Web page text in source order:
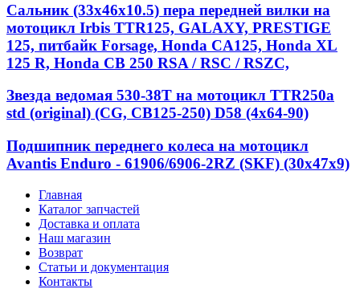
Сальник (33х46х10.5) пера передней вилки на
мотоцикл Irbis TTR125, GALAXY, PRESTIGE
125, питбайк Forsage, Honda CA125, Honda XL
125 R, Honda CB 250 RSA / RSC / RSZC,
Звезда ведомая 530-38T на мотоцикл TTR250a
std (original) (CG, CB125-250) D58 (4x64-90)
Подшипник переднего колеса на мотоцикл
Avantis Enduro - 61906/6906-2RZ (SKF) (30x47x9)
Главная
Каталог запчастей
Доставка и оплата
Наш магазин
Возврат
Статьи и документация
Контакты